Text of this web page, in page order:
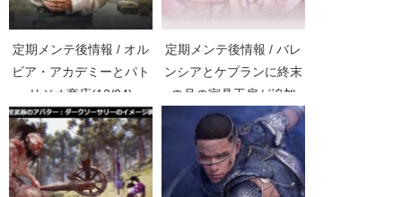
定期メンテ後情報 / オル
ビア・アカデミーとパト
リジオ商店(12/04)
定期メンテ後情報 / バレ
ンシアとケプランに終末
の月の家具工房が追加
(03/29)